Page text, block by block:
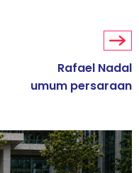
Rafael Nadal
umum persaraan